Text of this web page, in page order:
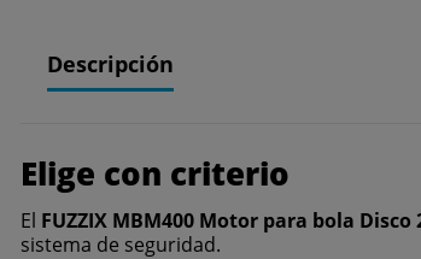
Descripción
Elige con criterio
El FUZZIX MBM400 Motor para bola Disco
sistema de seguridad.